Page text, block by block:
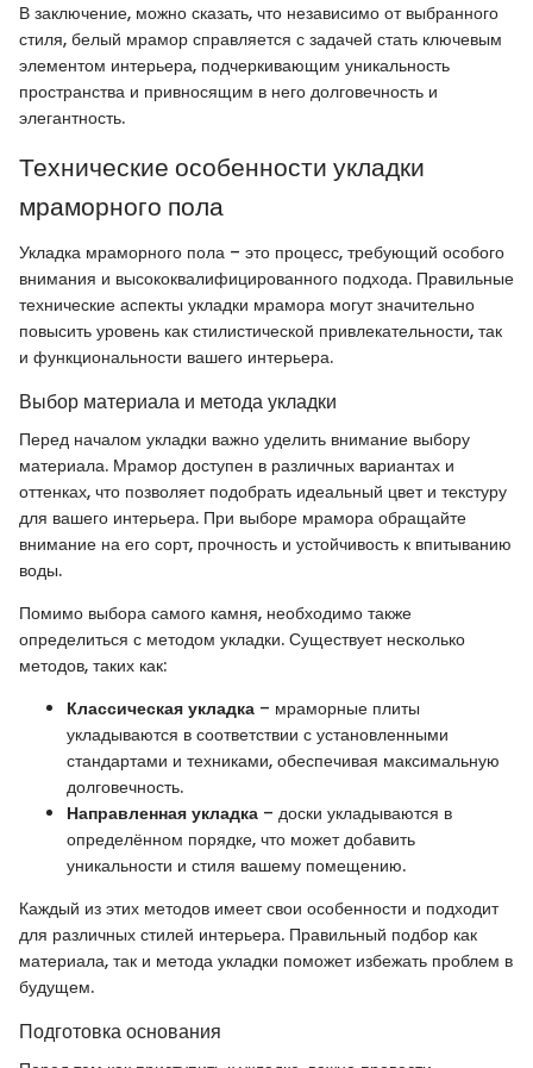
В заключение, можно сказать, что независимо от выбранного
стиля, белый мрамор справляется с задачей стать ключевым
элементом интерьера, подчеркивающим уникальность
пространства и привносящим в него долговечность и
элегантность.
Технические особенности укладки
мраморного пола
Укладка мраморного пола – это процесс, требующий особого
внимания и высококвалифицированного подхода. Правильные
технические аспекты укладки мрамора могут значительно
повысить уровень как стилистической привлекательности, так
и функциональности вашего интерьера.
Выбор материала и метода укладки
Перед началом укладки важно уделить внимание выбору
материала. Мрамор доступен в различных вариантах и
оттенках, что позволяет подобрать идеальный цвет и текстуру
для вашего интерьера. При выборе мрамора обращайте
внимание на его сорт, прочность и устойчивость к впитыванию
воды.
Помимо выбора самого камня, необходимо также
определиться с методом укладки. Существует несколько
методов, таких как:
Классическая укладка – мраморные плиты
укладываются в соответствии с установленными
стандартами и техниками, обеспечивая максимальную
долговечность.
Направленная укладка – доски укладываются в
определённом порядке, что может добавить
уникальности и стиля вашему помещению.
Каждый из этих методов имеет свои особенности и подходит
для различных стилей интерьера. Правильный подбор как
материала, так и метода укладки поможет избежать проблем в
будущем.
Подготовка основания